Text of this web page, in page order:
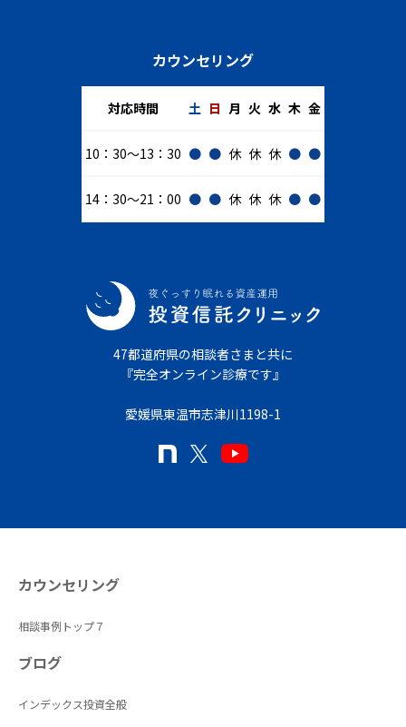
カウンセリング
対応時間 土 日 月 火 水 木 金
10：30～13：30 ● ● 休 休 休 ● ●
14：30～21：00 ● ● 休 休 休 ● ●
47都道府県の相談者さまと共に
『完全オンライン診療です』
愛媛県東温市志津川1198-1
カウンセリング
相談事例トップ７
ブログ
インデックス投資全般